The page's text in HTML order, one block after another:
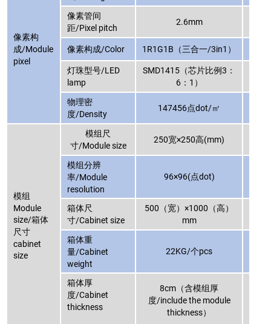
像素构
成/Module
pixel
像素管间
距/Pixel pitch
2.6mm
像素构成/Color 1R1G1B（三合一/3in1）
灯珠型号/LED
lamp
SMD1415（芯片比例3：
6：1）
物理密
度/Density
147456点dot/㎡
模组
Module
size/箱体
尺寸
cabinet
size
模组尺
寸/Module size
250宽×250高(mm)
模组分辨
率/Module
resolution
96×96(点dot)
箱体尺
寸/Cabinet size
500（宽）×1000（高）
mm
箱体重
量/Cabinet
weight
22KG/个pcs
箱体厚
度/Cabinet
thickness
8cm（含模组厚
度/include the module
thickness）